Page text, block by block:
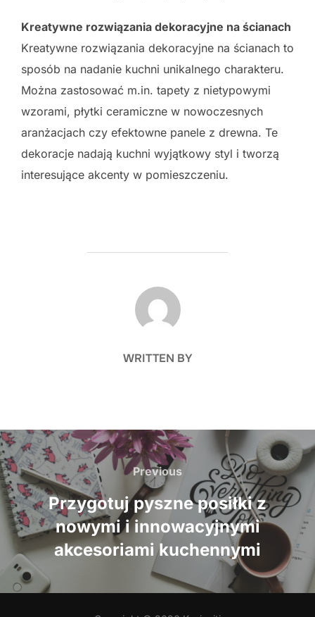
Kreatywne rozwiązania dekoracyjne na ścianach
Kreatywne rozwiązania dekoracyjne na ścianach to
sposób na nadanie kuchni unikalnego charakteru.
Można zastosować m.in. tapety z nietypowymi
wzorami, płytki ceramiczne w nowoczesnych
aranżacjach czy efektowne panele z drewna. Te
dekoracje nadają kuchni wyjątkowy styl i tworzą
interesujące akcenty w pomieszczeniu.
POST AUTHOR
WRITTEN BY
Nawigacja
wpisu
Previous
Previous
Przygotuj pyszne posiłki z
nowymi i innowacyjnymi
akcesoriami kuchennymi